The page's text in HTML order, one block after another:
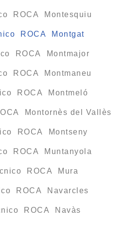
ROCA Montesquiu
ROCA Montgat
ROCA Montmajor
ROCA Montmaneu
ROCA Montmeló
Montornès del Vallès
ROCA Montseny
ROCA Muntanyola
ROCA Mura
ROCA Navarcles
ROCA Navàs